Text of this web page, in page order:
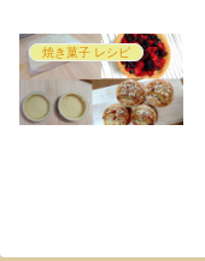
焼き菓子 レシピ